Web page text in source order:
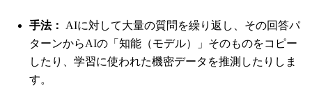
手法：
AIに対して大量の質問を繰り返し、その回答パ
ターンからAIの「知能（モデル）」そのものをコピー
したり、学習に使われた機密データを推測したりしま
す。